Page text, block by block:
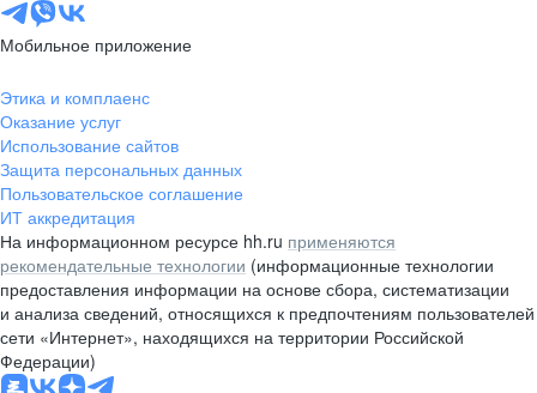
Мобильное приложение
Этика и комплаенс
Оказание услуг
Использование сайтов
Защита персональных данных
Пользовательское соглашение
ИТ аккредитация
На информационном ресурсе hh.ru применяются
рекомендательные технологии (информационные технологии
предоставления информации на основе сбора, систематизации
и анализа сведений, относящихся к предпочтениям пользователей
сети «Интернет», находящихся на территории Российской
Федерации)